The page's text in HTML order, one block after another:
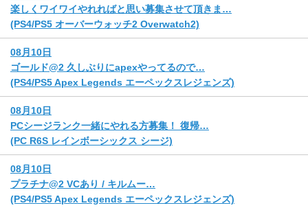
楽しくワイワイやれればと思い募集させて頂きま…
(PS4/PS5 オーバーウォッチ2 Overwatch2)
08月10日
ゴールド@2 久しぶりにapexやってるので…
(PS4/PS5 Apex Legends エーペックスレジェンズ)
08月10日
PCシージランク一緒にやれる方募集！ 復帰…
(PC R6S レインボーシックス シージ)
08月10日
プラチナ@2 VCあり / キルムー…
(PS4/PS5 Apex Legends エーペックスレジェンズ)